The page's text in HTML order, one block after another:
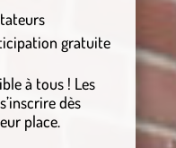
gratuite
à tous ! Les
dès
place.